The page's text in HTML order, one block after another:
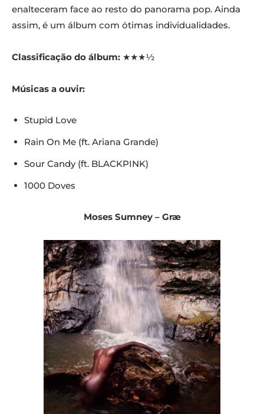
enalteceram face ao resto do panorama pop. Ainda
assim, é um álbum com ótimas individualidades.
Classificação do álbum: ★★★½
Músicas a ouvir:
Stupid Love
Rain On Me (ft. Ariana Grande)
Sour Candy (ft. BLACKPINK)
1000 Doves
Moses Sumney – Græ